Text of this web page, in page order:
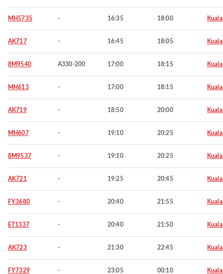
MH5735 - 16:35 18:00
AK717 - 16:45 18:05
8M9540 A330-200 17:00 18:15
MH613 - 17:00 18:15
AK719 - 18:50 20:00
MH607 - 19:10 20:25
8M9537 - 19:10 20:25
AK721 - 19:25 20:45
FY3680 - 20:40 21:55
ET1337 - 20:40 21:50
AK723 - 21:30 22:45
FY7329 - 23:05 00:10